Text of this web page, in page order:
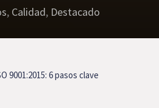
, Calidad, Destacado
9001:2015: 6 pasos clave